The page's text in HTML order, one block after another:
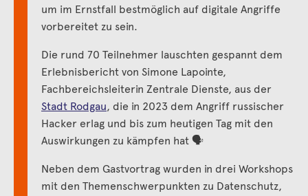
um im Ernstfall bestmöglich auf digitale Angriffe
vorbereitet zu sein.
Die rund 70 Teilnehmer lauschten gespannt dem
Erlebnisbericht von Simone Lapointe,
Fachbereichsleiterin Zentrale Dienste, aus der
Stadt Rodgau, die in 2023 dem Angriff russischer
Hacker erlag und bis zum heutigen Tag mit den
Auswirkungen zu kämpfen hat 🗣
Neben dem Gastvortrag wurden in drei Workshops
mit den Themenschwerpunkten zu Datenschutz,